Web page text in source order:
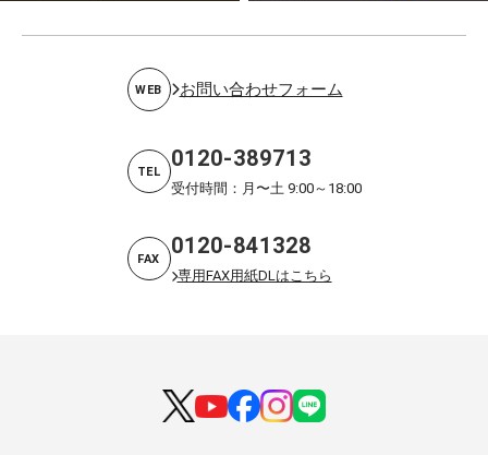
WEB お問い合わせフォーム
TEL 0120-389713
受付時間：月〜土 9:00～18:00
FAX 0120-841328
専用FAX用紙DLはこちら